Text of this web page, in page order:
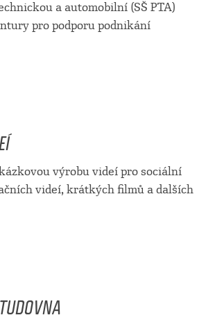
a automobilní (SŠ PTA)
pro podporu podnikání
výrobu videí pro sociální
videí, krátkých filmů a dalších